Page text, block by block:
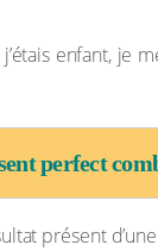
enfant, je
perfect
présent